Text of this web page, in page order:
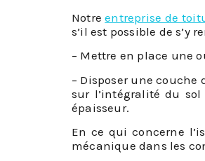
Notreentreprise de
s’il est possible de s’y
– Mettre en place une
– Disposer une
sur l’intégralité du
épaisseur.
En ce qui concerne
mécanique dans les